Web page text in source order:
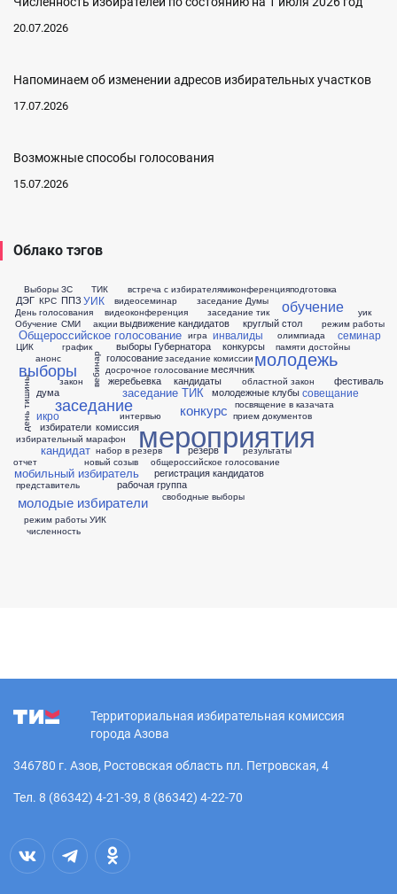
20.07.2026
Напоминаем об изменении адресов избирательных участков
17.07.2026
Возможные способы голосования
15.07.2026
Облако тэгов
Выборы ЗС
ДЭГ
День голосования
КРС
Обучение
Общероссийское голосование
ППЗ
СМИ
ТИК
УИК
ЦИК
акции
анонс вебинар
видеоконференция
видеосеминар
встреча с избирателями
выборы
выборы Губернатора
выдвижение кандидатов
голосование
график
день тишины
досрочное голосование
дума
жеребьевка
закон
заседание
заседание Думы
заседание ТИК
заседание комиссии
заседание тик
игра
избиратели
избирательный марафон
икро
инвалиды
интервью
кандидат
кандидаты
комиссия
конкурс
конкурсы
конференция
круглый стол
мероприятия
месячник
мобильный избиратель
молодежные клубы
молодежь
молодые избиратели
набор в резерв
новый созыв
областной закон
обучение
общероссийское голосование
олимпиада
отчет
памяти достойны
подготовка
посвящение в казачата
представитель
прием документов
рабочая группа
регистрация кандидатов
режим работы
режим работы УИК
резерв результаты
свободные выборы
семинар
совещание
уик
фестиваль
численность
Территориальная избирательная комиссия
города Азова
346780 г. Азов, Ростовская область пл. Петровская, 4
Тел. 8 (86342) 4-21-39, 8 (86342) 4-22-70